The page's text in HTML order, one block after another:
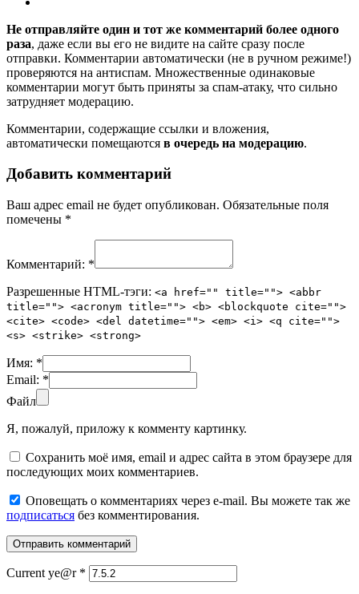
Не отправляйте один и тот же комментарий более одного
раза, даже если вы его не видите на сайте сразу после
отправки. Комментарии автоматически (не в ручном режиме!)
проверяются на антиспам. Множественные одинаковые
комментарии могут быть приняты за спам-атаку, что сильно
затрудняет модерацию.
Комментарии, содержащие ссылки и вложения,
автоматически помещаются в очередь на модерацию.
Добавить комментарий
Ваш адрес email не будет опубликован. Обязательные поля
помечены *
Комментарий: *
Разрешенные HTML-тэги: <a href="" title=""> <abbr
title=""> <acronym title=""> <b> <blockquote cite="">
<cite> <code> <del datetime=""> <em> <i> <q cite="">
<s> <strike> <strong>
Имя: *
Email: *
Файл
Я, пожалуй, приложу к комменту картинку.
Сохранить моё имя, email и адрес сайта в этом браузере для
последующих моих комментариев.
Оповещать о комментариях через e-mail. Вы можете так же
подписаться без комментирования.
Current ye@r *